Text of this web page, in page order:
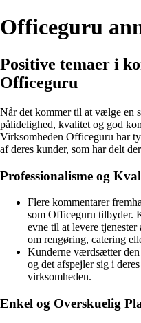
Officeguru
Positive temaer i
Officeguru
Når det kommer til at vælge en
pålidelighed, kvalitet og god
Virksomheden Officeguru har
af deres kunder, som har delt
Professionalisme og
Flere kommentarer
som Officeguru tilbyder.
evne til at levere
om rengøring, catering
Kunderne værdsætter
og det afspejler sig i
virksomheden.
Enkel og Overskuelig